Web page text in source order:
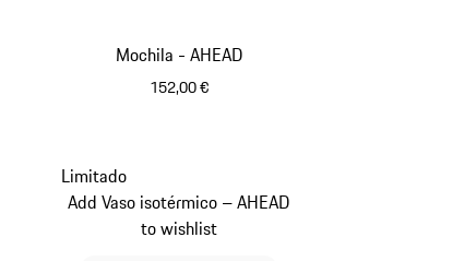
Mochila - AHEAD
152,00 €
Limitado
Add Vaso isotérmico – AHEAD
to wishlist